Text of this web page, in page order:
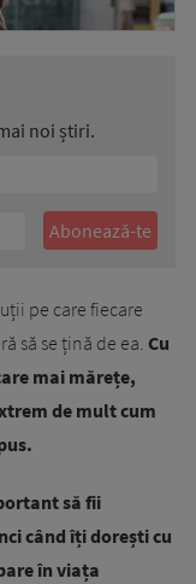
noi știri.
pe care fiecare
să se țină de ea. Cu
mai mărețe,
de mult cum
să fii
când îți dorești cu
în viața